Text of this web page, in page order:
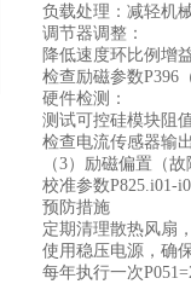
负载处理‌：减轻机
‌调节器调整‌：
降低速度环比例增
检查励磁参数P396
‌硬件检测‌：
测试可控硅模块阻
检查电流传感器输
（3）励磁偏置（
校准参数P825.i01-
预防措施
定期清理散热风扇
使用稳压电源，确
每年执行一次